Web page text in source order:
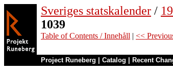
Sveriges statskalender /
1039
Table of Contents / Innehåll | <<
Project Runeberg Catalog Recent